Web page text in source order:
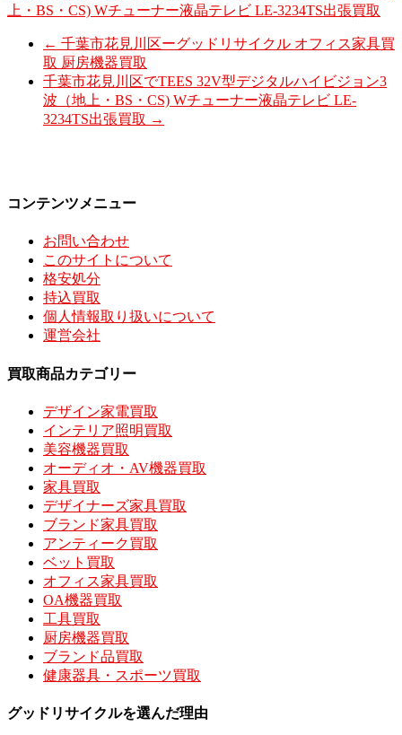
上・BS・CS) Wチューナー液晶テレビ LE-3234TS出張買取
← 千葉市花見川区ーグッドリサイクル オフィス家具買
取 厨房機器買取
千葉市花見川区でTEES 32V型デジタルハイビジョン3
波（地上・BS・CS) Wチューナー液晶テレビ LE-
3234TS出張買取 →
コンテンツメニュー
お問い合わせ
このサイトについて
格安処分
持込買取
個人情報取り扱いについて
運営会社
買取商品カテゴリー
デザイン家電買取
インテリア照明買取
美容機器買取
オーディオ・AV機器買取
家具買取
デザイナーズ家具買取
ブランド家具買取
アンティーク買取
ベット買取
オフィス家具買取
OA機器買取
工具買取
厨房機器買取
ブランド品買取
健康器具・スポーツ買取
グッドリサイクルを選んだ理由